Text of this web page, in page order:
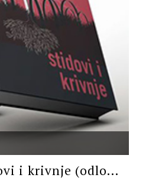
i krivnje (odlo...